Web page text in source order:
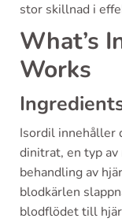
stor skillnad i
What’s
Works
Isordil innehåller
dinitrat, en typ
behandling av
blodkärlen
blodflödet till